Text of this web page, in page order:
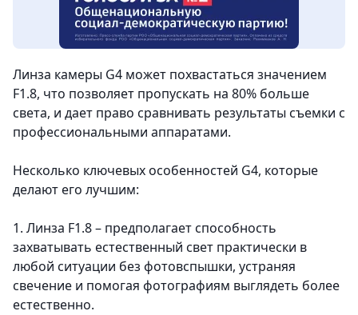
Линза камеры G4 может похвастаться значением
F1.8, что позволяет пропускать на 80% больше
света, и дает право сравнивать результаты съемки с
профессиональными аппаратами.
Несколько ключевых особенностей G4, которые
делают его лучшим:
1. Линза F1.8– предполагает способность
захватывать естественный свет практически в
любой ситуации без фотовспышки, устраняя
свечение и помогая фотографиям выглядеть более
естественно.